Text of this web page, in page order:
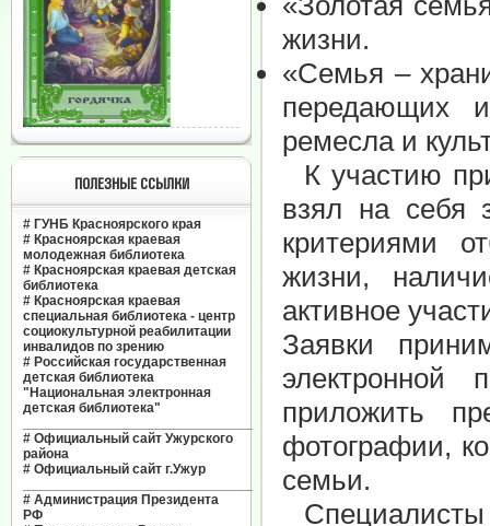
ПОЛЕЗНЫЕ ССЫЛКИ
# ГУНБ Красноярского края
# Красноярская краевая
молодежная библиотека
# Красноярская краевая детская
библиотека
# Красноярская краевая
специальная библиотека - центр
социокультурной реабилитации
инвалидов по зрению
# Российская государственная
детская библиотека
"Национальная электронная
детская библиотека"
# Официальный сайт Ужурского
района
# Официальный сайт г.Ужур
# Администрация Президента
РФ
жизни.
«Семья –
передающих
ремесла и
К участию
взял на себя
критериями
жизни,
активное
Заявки
электронной
приложить
фотографии,
семьи.
Специалисты